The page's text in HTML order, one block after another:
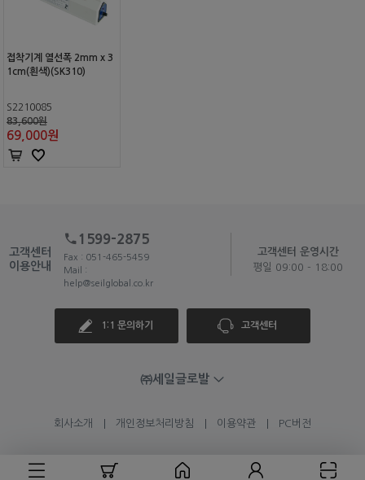
접착기계 열선폭 2mm x 3
1cm(흰색)(SK310)
S2210085
83,600원
69,000원
고객센터
이용안내
1599-2875
Fax : 051-465-5459
Mail :
help@seilglobal.co.kr
고객센터 운영시간
평일 09:00 - 18:00
1:1 문의하기 고객센터
㈜세일글로발
회사소개 개인정보처리방침 이용약관 PC버전